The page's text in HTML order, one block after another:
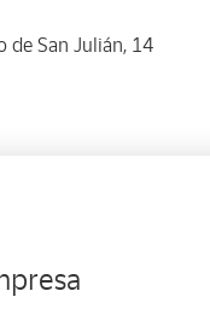
de San Julián, 14